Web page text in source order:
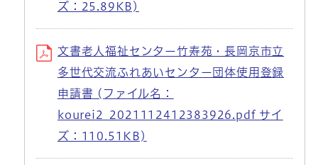
ズ：25.89KB)
文書老人福祉センター竹寿苑・長岡京市立
多世代交流ふれあいセンター団体使用登録
申請書 (ファイル名：
kourei2_2021112412383926.pdf サイ
ズ：110.51KB)